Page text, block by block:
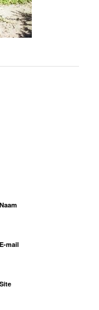
Naam
E-mail
Site